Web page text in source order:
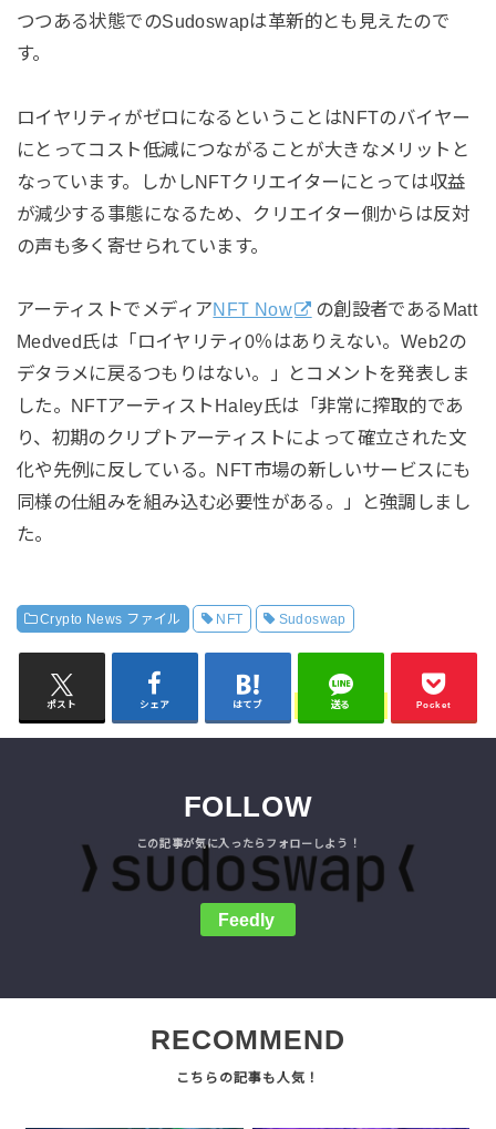
つつある状態でのSudoswapは革新的とも見えたので
す。
ロイヤリティがゼロになるということはNFTのバイヤー
にとってコスト低減につながることが大きなメリットと
なっています。しかしNFTクリエイターにとっては収益
が減少する事態になるため、クリエイター側からは反対
の声も多く寄せられています。
アーティストでメディアNFT Now
の創設者であるMatt
Medved氏は「ロイヤリティ0％はありえない。Web2の
デタラメに戻るつもりはない。」とコメントを発表しま
した。NFTアーティストHaley氏は「非常に搾取的であ
り、初期のクリプトアーティストによって確立された文
化や先例に反している。NFT市場の新しいサービスにも
同様の仕組みを組み込む必要性がある。」と強調しまし
た。
Crypto News ファイル NFT Sudoswap
ポスト シェア はてブ 送る Pocket
FOLLOW
Feedly
RECOMMEND